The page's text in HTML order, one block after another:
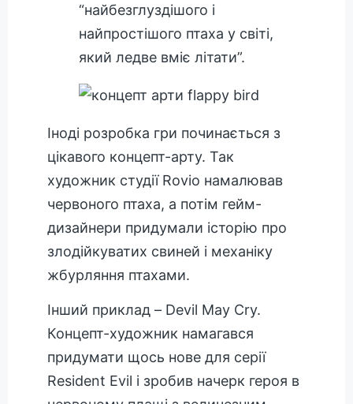
“найбезглуздішого і
найпростішого птаха у світі,
який ледве вміє літати”.
Іноді розробка гри починається з
цікавого концепт-арту. Так
художник студії Rovio намалював
червоного птаха, а потім гейм-
дизайнери придумали історію про
злодійкуватих свиней і механіку
жбурляння птахами.
Інший приклад – Devil May Cry.
Концепт-художник намагався
придумати щось нове для серії
Resident Evil і зробив начерк героя в